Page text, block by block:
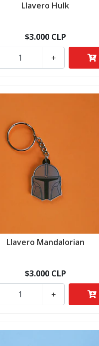
Llavero Hulk
$3.000 CLP
+
Llavero Mandalorian
$3.000 CLP
+